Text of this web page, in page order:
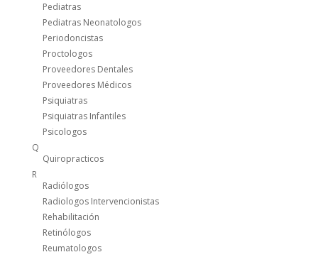
Pediatras
Pediatras Neonatologos
Periodoncistas
Proctologos
Proveedores Dentales
Proveedores Médicos
Psiquiatras
Psiquiatras Infantiles
Psicologos
Q
Quiropracticos
R
Radiólogos
Radiologos Intervencionistas
Rehabilitación
Retinólogos
Reumatologos